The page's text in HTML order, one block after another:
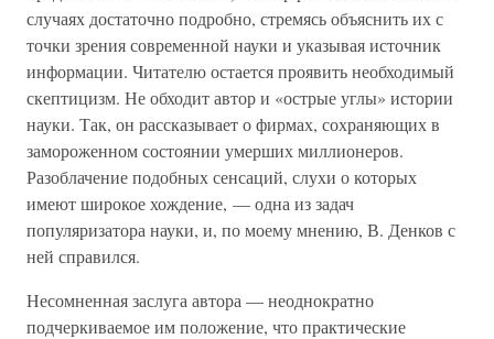
случаях достаточно подробно, стремясь объяснить их с
точки зрения современной науки и указывая источник
информации. Читателю остается проявить необходимый
скептицизм. Не обходит автор и «острые углы» истории
науки. Так, он рассказывает о фирмах, сохраняющих в
замороженном состоянии умерших миллионеров.
Разоблачение подобных сенсаций, слухи о которых
имеют широкое хождение, — одна из задач
популяризатора науки, и, по моему мнению, В. Денков с
ней справился.
Несомненная заслуга автора — неоднократно
подчеркиваемое им положение, что практические